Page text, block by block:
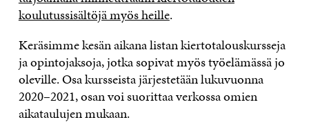
koulutussisältöjä myös heille.
Keräsimme kesän aikana listan kiertotalouskursseja
ja opintojaksoja, jotka sopivat myös työelämässä jo
oleville. Osa kursseista järjestetään lukuvuonna
2020–2021, osan voi suorittaa verkossa omien
aikataulujen mukaan.